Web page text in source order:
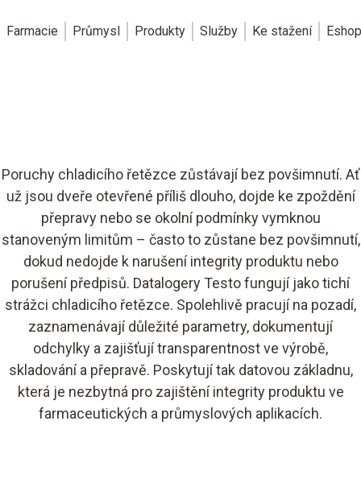
Farmacie Průmysl Produkty Služby Ke stažení Eshop
Poruchy chladicího řetězce zůstávají bez povšimnutí. Ať
už jsou dveře otevřené příliš dlouho, dojde ke zpoždění
přepravy nebo se okolní podmínky vymknou
stanoveným limitům – často to zůstane bez povšimnutí,
dokud nedojde k narušení integrity produktu nebo
porušení předpisů. Datalogery Testo fungují jako tichí
strážci chladicího řetězce. Spolehlivě pracují na pozadí,
zaznamenávají důležité parametry, dokumentují
odchylky a zajišťují transparentnost ve výrobě,
skladování a přepravě. Poskytují tak datovou základnu,
která je nezbytná pro zajištění integrity produktu ve
farmaceutických a průmyslových aplikacích.